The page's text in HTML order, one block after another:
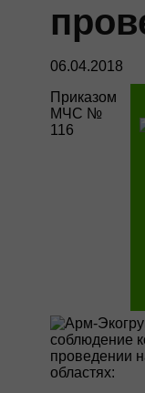
06.04.2018
Приказом
МЧС №
116
соблюдение
проведении
областях: